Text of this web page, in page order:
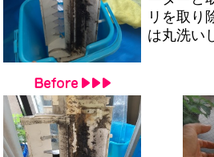
リを取り
は丸洗い